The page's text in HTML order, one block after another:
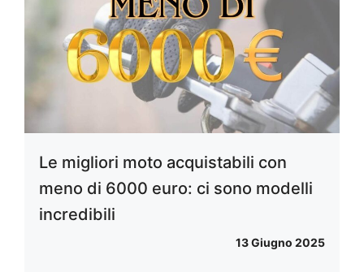
Le migliori moto acquistabili con
meno di 6000 euro: ci sono modelli
incredibili
13 Giugno 2025